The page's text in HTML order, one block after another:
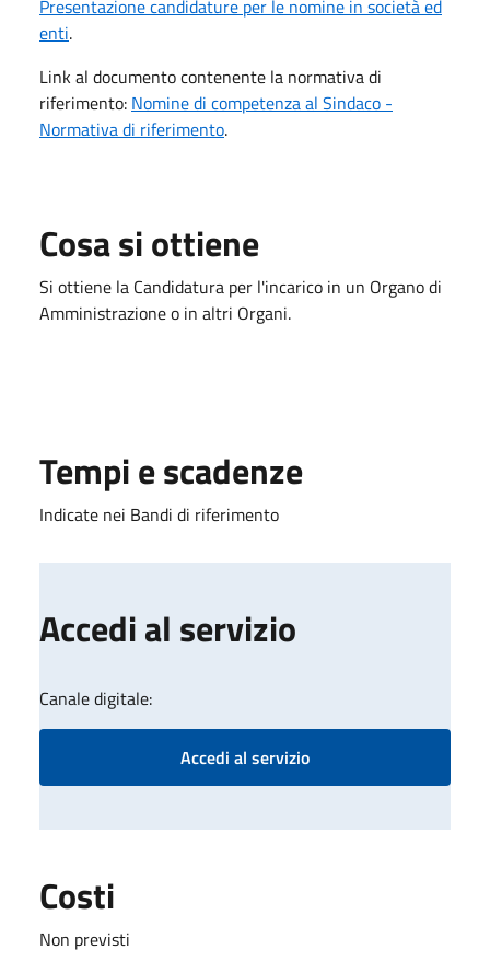
Presentazione candidature per le nomine in società ed
enti.
Link al documento contenente la normativa di
riferimento: Nomine di competenza al Sindaco -
Normativa di riferimento.
Cosa si ottiene
Si ottiene la Candidatura per l'incarico in un Organo di
Amministrazione o in altri Organi.
Tempi e scadenze
Indicate nei Bandi di riferimento
Accedi al servizio
Canale digitale:
Accedi al servizio
Costi
Non previsti